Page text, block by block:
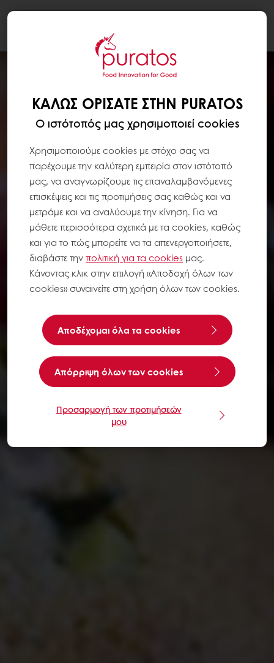
ΚΑΛΏΣ ΟΡΊΣΑΤΕ ΣΤΗΝ PURATOS
Ο ιστότοπός μας χρησιμοποιεί cookies
Χρησιμοποιούμε cookies με στόχο σας να
παρέχουμε την καλύτερη εμπειρία στον ιστότοπό
μας, να αναγνωρίζουμε τις επαναλαμβανόμενες
επισκέψεις και τις προτιμήσεις σας καθώς και να
μετράμε και να αναλύουμε την κίνηση. Για να
μάθετε περισσότερα σχετικά με τα cookies, καθώς
και για το πώς μπορείτε να τα απενεργοποιήσετε,
διαβάστε τηνπολιτική για τα cookies μας.
Κάνοντας κλικ στην επιλογή «Αποδοχή όλων των
cookies» συναινείτε στη χρήση όλων των cookies.
Αποδέχομαι όλα τα cookies
Aπόρριψη όλων των cookies
Προσαρμογή των προτιμήσεών
μου